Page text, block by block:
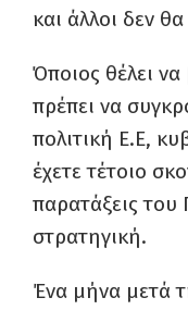
και άλλοι δεν
Όποιος θέλει
πρέπει να
πολιτική Ε.Ε,
έχετε τέτοιο
παρατάξεις του
στρατηγική.
Ένα μήνα μετά